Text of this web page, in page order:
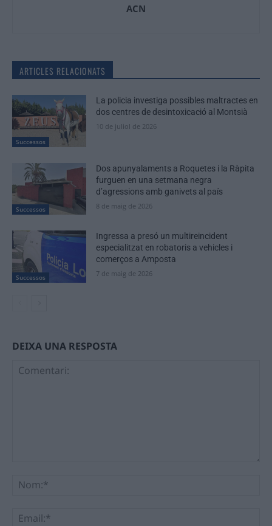
ACN
ARTICLES RELACIONATS
Successos
La policia investiga possibles maltractes en
dos centres de desintoxicació al Montsià
10 de juliol de 2026
Successos
Dos apunyalaments a Roquetes i la Ràpita
furguen en una setmana negra
d’agressions amb ganivets al país
8 de maig de 2026
Successos
Ingressa a presó un multireincident
especialitzat en robatoris a vehicles i
comerços a Amposta
7 de maig de 2026
DEIXA UNA RESPOSTA